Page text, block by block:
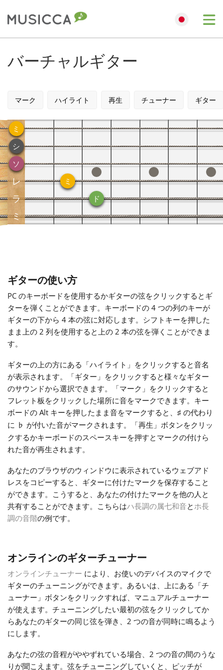
Deutsch
English
한국어
हिन्दी
Italiano
日本語
Polski
Português
Русский
Svenska
Türkçe
Українська
简体中文
繁體中文
バーチャルギター
マーク ハイライト 再生 チューナー ギター
ミ
シ
ソ
レ
ラ
ミ
ミ
ド
ギターの使い方
PC のキーボードを使用するかギターの弦をクリックするとギ
ターを弾くことができます。キーボードの 4 つの列のキーが
ギターの下から 4 本の弦に対応します。シフトキーを押した
まま上の 2 列を使用すると上の 2 本の弦を弾くことができま
す。
ギターの上の方にある「ハイライト」をクリックすると音名
が表示されます。「ギター」をクリックすると様々なギター
のサウンドから選択できます。「マーク」をクリックすると
フレット板をクリックした場所に音をマークできます。キー
ボードの Alt キーを押したまま音をマークすると、
♯ の代わり
に
♭ が付いた音がマークされます。「再生」ボタンをクリッ
クするかキーボードのスペースキーを押すとマークの付けら
れた音が再生されます。
あなたのブラウザのウィンドウに表示されているウェブアド
レスをコピーすると、ギターに付けたマークを保存すること
ができます。こうすると、あなたの付けたマークを他の人と
共有することができます。こちらはハ長調の属七和音と ホ長
調の音階の例です。
オンラインのギターチューナー
オンラインチューナー により、お使いのデバイスのマイクで
ギターのチューニングができます。あるいは、上にある「チ
ューナー」ボタンをクリックすれば、マニュアルチューナー
が使えます。チューニングしたい最初の弦をクリックしてか
らあなたのギターの同じ弦を弾き、2 つの音が同時に鳴るよう
にします。
あなたの弦の音程がややずれている場合、2 つの音の間のうな
りが聞こえます。弦をチューニングしていくと、ピッチが